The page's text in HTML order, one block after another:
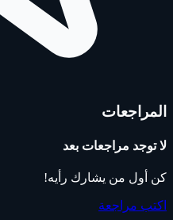
المراجعات
لا توجد مراجعات بعد
كن أول من يشارك رأيه!
اكتب مراجعة